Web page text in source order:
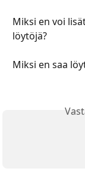
Miksi en voi
löytöjä?
Miksi en saa